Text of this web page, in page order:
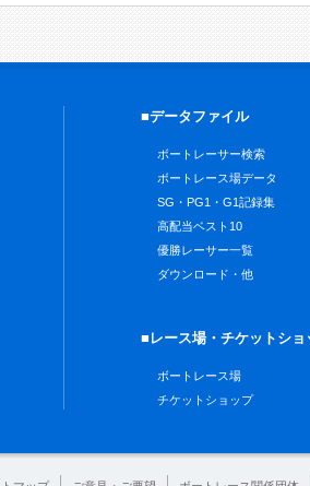
■データファイル
ボートレーサー検索
ボートレース場データ
SG・PG1・G1記録集
高配当ベスト10
優勝レーサー一覧
ダウンロード・他
■レース場・チケットショ
ボートレース場
チケットショップ